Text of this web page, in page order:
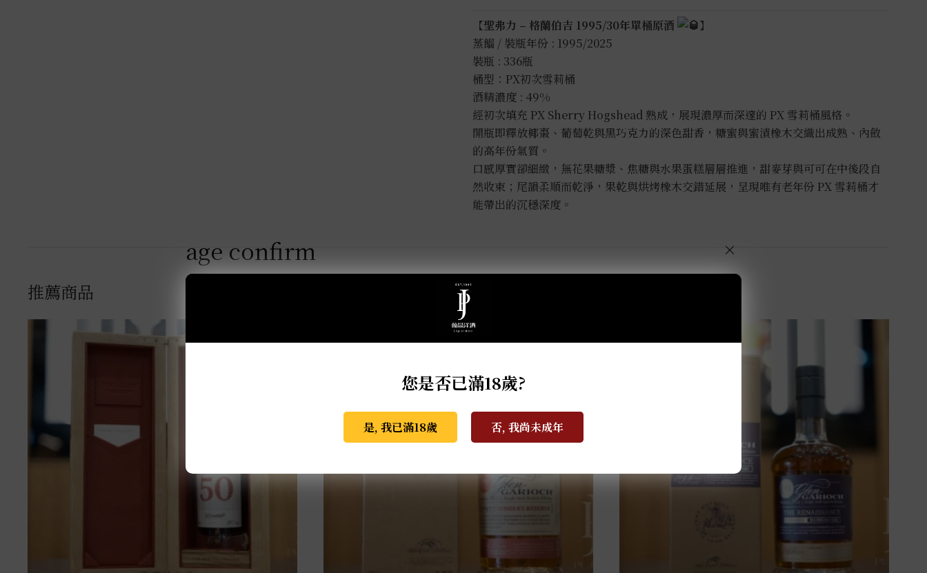
【聖弗力 – 格蘭伯吉 1995/30年單桶原酒
】
蒸餾 / 裝瓶年份 : 1995/2025
裝瓶 : 336瓶
桶型：PX初次雪莉桶
酒精濃度 : 49%
經初次填充 PX Sherry Hogshead 熟成，展現濃厚而深邃的 PX 雪莉桶風格。
開瓶即釋放椰棗、葡萄乾與黑巧克力的深色甜香，糖蜜與蜜漬橡木交織出成熟、內斂
的高年份氣質。
口感厚實卻細緻，無花果糖漿、焦糖與水果蛋糕層層推進，甜麥芽與可可在中後段自
然收束；尾韻柔順而乾淨，果乾與烘烤橡木交錯延展，呈現唯有老年份 PX 雪莉桶才
能帶出的沉穩深度。
推薦商品
age confirm
您是否已滿18歲?
是, 我已滿18歲 否, 我尚未成年
×